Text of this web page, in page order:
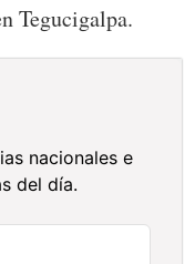
Tegucigalpa.
nacionales e
del día.